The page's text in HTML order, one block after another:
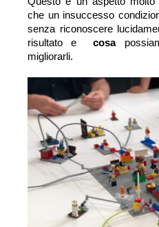
che un insuccesso
senza riconoscere
risultato e cosa
migliorarli.